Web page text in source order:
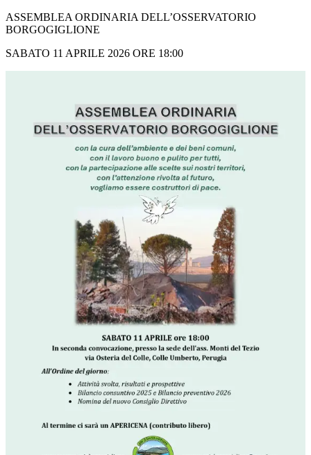
ASSEMBLEA ORDINARIA DELL’OSSERVATORIO
BORGOGIGLIONE
SABATO 11 APRILE 2026 ORE 18:00